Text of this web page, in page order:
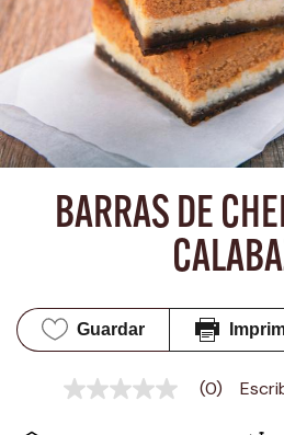
BARRAS DE
Guardar
Sin
(0)